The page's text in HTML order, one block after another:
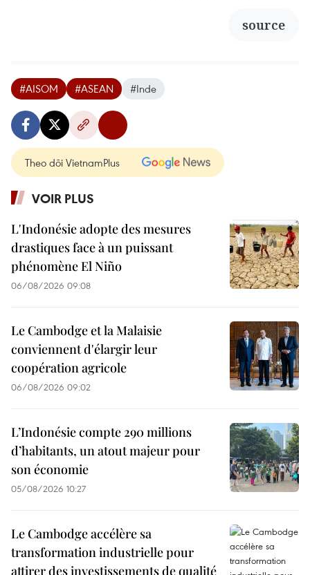
source
#AISOM #ASEAN #Inde
Theo dõi VietnamPlus
VOIR PLUS
L'Indonésie adopte des mesures
drastiques face à un puissant
phénomène El Niño
06/08/2026 09:08
Le Cambodge et la Malaisie
conviennent d'élargir leur
coopération agricole
06/08/2026 09:02
L’Indonésie compte 290 millions
d’habitants, un atout majeur pour
son économie
05/08/2026 10:27
Le Cambodge accélère sa
transformation industrielle pour
attirer des investissements de qualité